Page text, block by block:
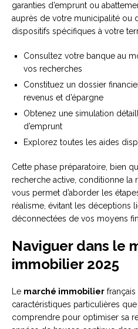
garanties d’emprunt ou
auprès de votre municipalité ou
dispositifs spécifiques à votre
Consultez votre banque au
vos recherches
Constituez un dossier
revenus et d’épargne
Obtenez une simulation
d’emprunt
Explorez toutes les aides
Cette phase préparatoire, bien
recherche active, conditionne la
vous permet d’aborder les
réalisme, évitant les déceptions
déconnectées de vos moyens
Naviguer dans le
immobilier 2025
Le marché immobilier
caractéristiques particulières
comprendre pour optimiser sa